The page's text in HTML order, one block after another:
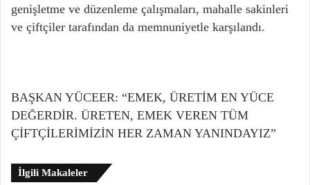
genişletme ve düzenleme çalışmaları, mahalle sakinleri
ve çiftçiler tarafından da memnuniyetle karşılandı.
BAŞKAN YÜCEER: “EMEK, ÜRETİM EN YÜCE
DEĞERDİR. ÜRETEN, EMEK VEREN TÜM
ÇİFTÇİLERİMİZİN HER ZAMAN YANINDAYIZ”
İlgili Makaleler